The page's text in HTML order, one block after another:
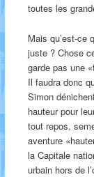
toutes les
Mais qu’est-ce
juste ? Chose
garde pas une
Il faudra donc
Simon
hauteur pour
tout repos,
aventure
la Capitale
urbain hors de